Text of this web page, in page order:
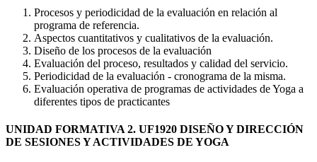
Procesos y periodicidad de la evaluación en relación al
programa de referencia.
Aspectos cuantitativos y cualitativos de la evaluación.
Diseño de los procesos de la evaluación
Evaluación del proceso, resultados y calidad del servicio.
Periodicidad de la evaluación - cronograma de la misma.
Evaluación operativa de programas de actividades de Yoga a
diferentes tipos de practicantes
UNIDAD FORMATIVA 2. UF1920 DISEÑO Y DIRECCIÓN
DE SESIONES Y ACTIVIDADES DE YOGA